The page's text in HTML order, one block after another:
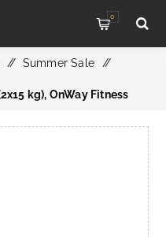
0
/ Summer Sale /
kg), OnWay Fitness